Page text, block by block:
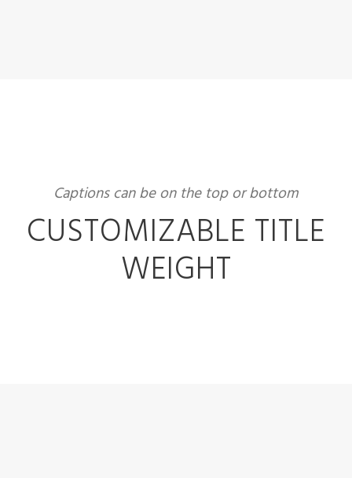
Captions can be on the top or bottom
CUSTOMIZABLE TITLE
WEIGHT